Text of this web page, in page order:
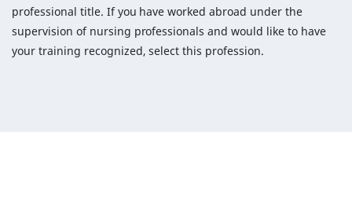
professional title. If you have worked abroad under the
supervision of nursing professionals and would like to have
your training recognized, select this profession.